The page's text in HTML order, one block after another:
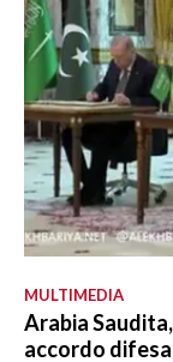
MULTIMEDIA
Arabia
accordo